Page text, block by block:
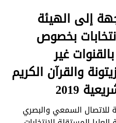
إلى الهيئة
بخصوص
غير
والقرآن الكريم
2019
للاتصال السمعي والبصري
اللغة
العربية